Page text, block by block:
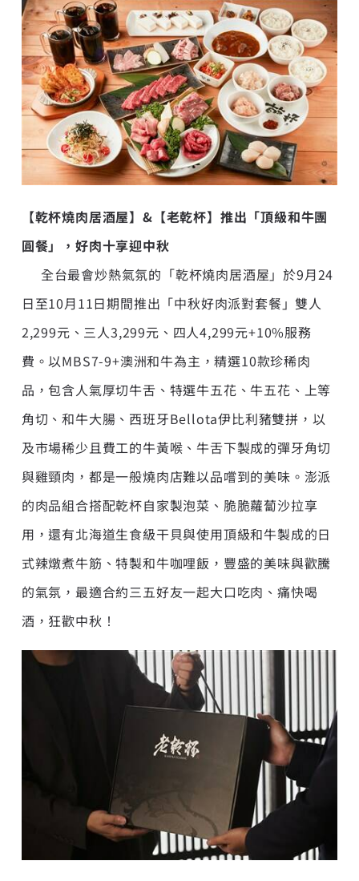
【乾杯燒肉居酒屋】& 【老乾杯】推出「頂級和牛團
圓餐」，好肉十享迎中秋
全台最會炒熱氣氛的「乾杯燒肉居酒屋」於9月24
日至10月11日期間推出「中秋好肉派對套餐」雙人
2,299元、三人3,299元、四人4,299元+10%服務
費。以MBS7-9+澳洲和牛為主，精選10款珍稀肉
品，包含人氣厚切牛舌、特選牛五花、牛五花、上等
角切、和牛大腸、西班牙Bellota伊比利豬雙拼，以
及市場稀少且費工的牛黃喉、牛舌下製成的彈牙角切
與雞頸肉，都是一般燒肉店難以品嚐到的美味。澎派
的肉品組合搭配乾杯自家製泡菜、脆脆蘿蔔沙拉享
用，還有北海道生食級干貝與使用頂級和牛製成的日
式辣燉煮牛筋、特製和牛咖哩飯，豐盛的美味與歡騰
的氣氛，最適合約三五好友一起大口吃肉、痛快喝
酒，狂歡中秋！